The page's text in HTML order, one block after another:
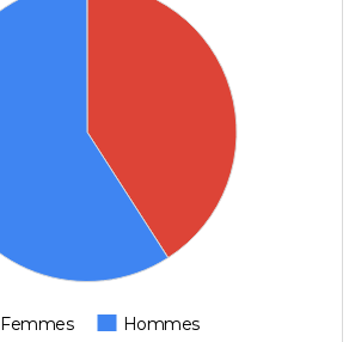
Femmes Hommes